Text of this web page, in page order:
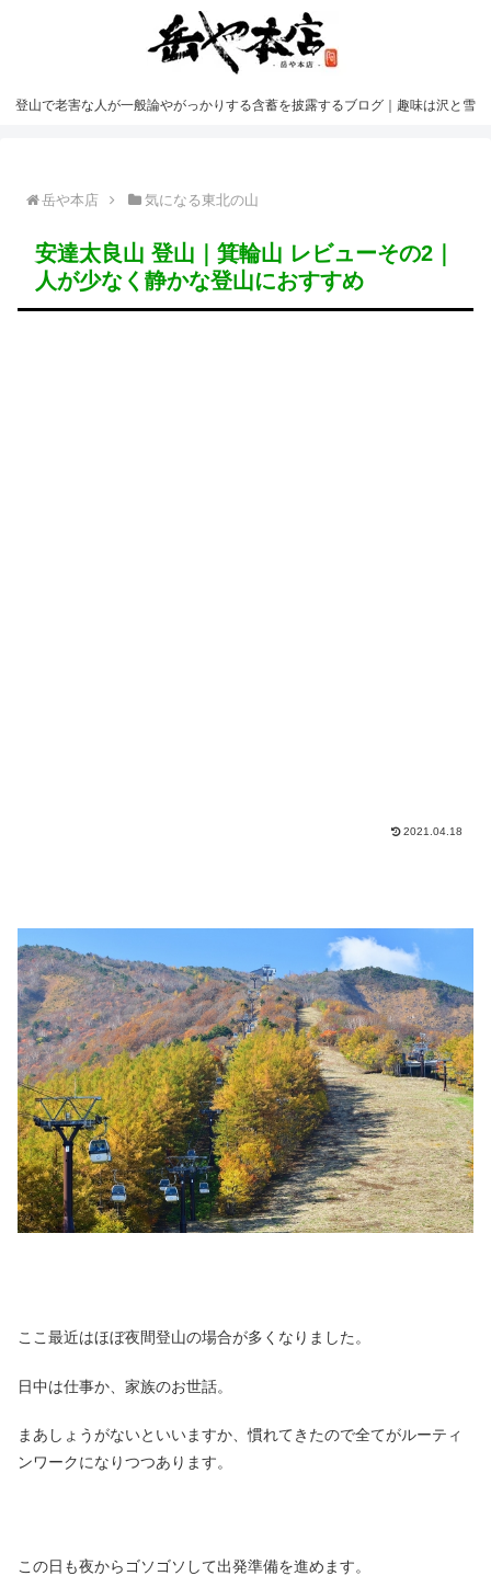
登山で老害な人が一般論やがっかりする含蓄を披露するブログ｜趣味は沢と雪
岳や本店 気になる東北の山
安達太良山 登山｜箕輪山 レビューその2｜
人が少なく静かな登山におすすめ
2021.04.18
ここ最近はほぼ夜間登山の場合が多くなりました。
日中は仕事か、家族のお世話。
まあしょうがないといいますか、慣れてきたので全てがルーティ
ンワークになりつつあります。
この日も夜からゴソゴソして出発準備を進めます。